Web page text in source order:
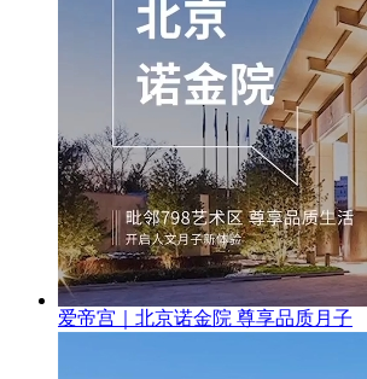
爱帝宫｜北京诺金院 尊享品质月子